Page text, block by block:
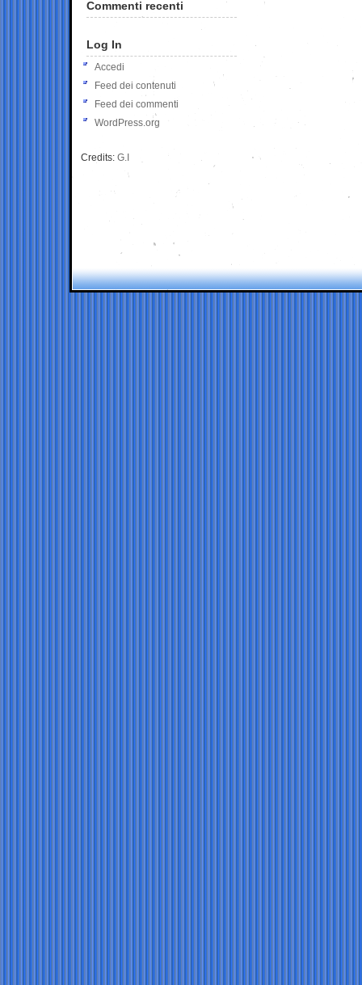
Commenti recenti
Log In
Accedi
Feed dei contenuti
Feed dei commenti
WordPress.org
Credits: G.I